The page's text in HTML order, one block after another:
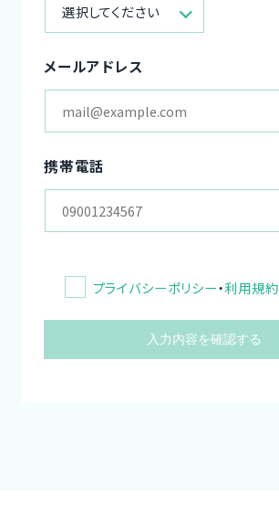
選択してください
メールアドレス
携帯電話
プライバシーポリシー・利用規約
入力内容を確認する